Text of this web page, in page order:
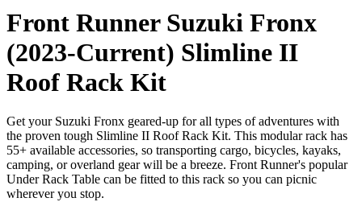
Front Runner Suzuki Fronx
(2023-Current) Slimline II
Roof Rack Kit
Get your Suzuki Fronx geared-up for all types of adventures with
the proven tough Slimline II Roof Rack Kit. This modular rack has
55+ available accessories, so transporting cargo, bicycles, kayaks,
camping, or overland gear will be a breeze. Front Runner's popular
Under Rack Table can be fitted to this rack so you can picnic
wherever you stop.